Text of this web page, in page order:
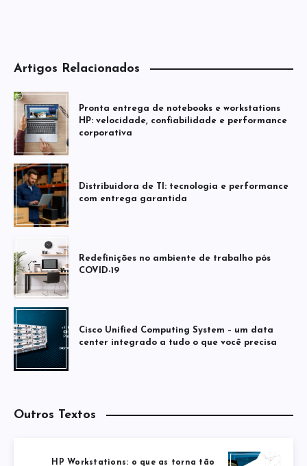
Artigos Relacionados
Pronta entrega de notebooks e workstations
HP: velocidade, confiabilidade e performance
corporativa
Distribuidora de TI: tecnologia e performance
com entrega garantida
Redefinições no ambiente de trabalho pós
COVID-19
Cisco Unified Computing System – um data
center integrado a tudo o que você precisa
Outros Textos
HP Workstations: o que as torna tão